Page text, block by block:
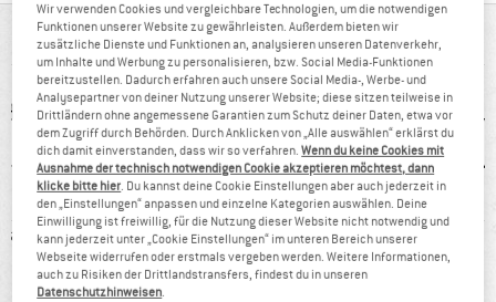
AUF EINEN BLICK
100%
Weiterempfehlung
PFC-/PFAS-frei
Wir verwenden Cookies und vergleichbare Technologien, um die notwendigen
Funktionen unserer Website zu gewährleisten. Außerdem bieten wir
zusätzliche Dienste und Funktionen an, analysieren unseren Datenverkehr,
um Inhalte und Werbung zu personalisieren, bzw. Social Media-Funktionen
bereitzustellen. Dadurch erfahren auch unsere Social Media-, Werbe- und
Analysepartner von deiner Nutzung unserer Website; diese sitzen teilweise in
Drittländern ohne angemessene Garantien zum Schutz deiner Daten, etwa vor
dem Zugriff durch Behörden. Durch Anklicken von „Alle auswählen“ erklärst du
dich damit einverstanden, dass wir so verfahren.Wenn du keine Cookies mit
Ausnahme der technisch notwendigen Cookie akzeptieren möchtest, dann
klicke bitte hier. Du kannst deine Cookie Einstellungen aber auch jederzeit in
den „Einstellungen“ anpassen und einzelne Kategorien auswählen. Deine
Einwilligung ist freiwillig, für die Nutzung dieser Website nicht notwendig und
kann jederzeit unter „Cookie Einstellungen“ im unteren Bereich unserer
Webseite widerrufen oder erstmals vergeben werden. Weitere Informationen,
auch zu Risiken der Drittlandstransfers, findest du in unseren
Datenschutzhinweisen.